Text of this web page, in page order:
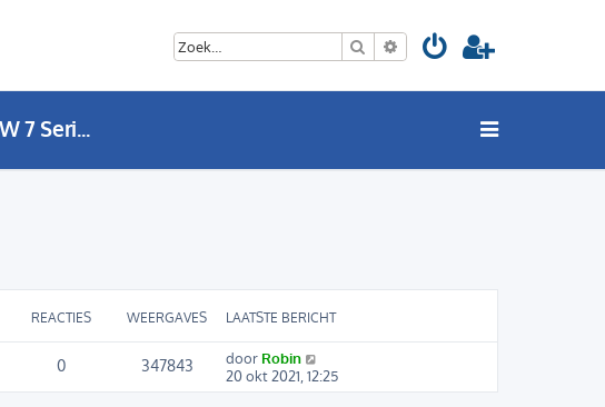
Zoek Uitgebreid zoeken
BMW 7 Serie (F01 / F02) Showroom
REACTIES WEERGAVES LAATSTE BERICHT
0 347843 door Robin
20 okt 2021, 12:25